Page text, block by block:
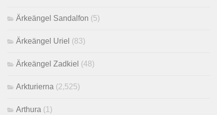
Ärkeängel Sandalfon (5)
Ärkeängel Uriel (83)
Ärkeängel Zadkiel (48)
Arkturierna (2,525)
Arthura (1)